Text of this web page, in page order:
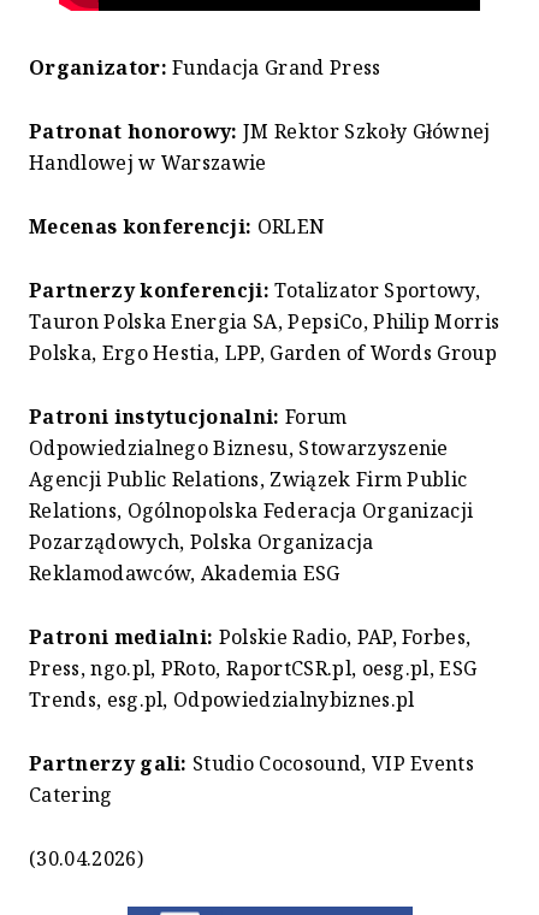
Organizator: Fundacja Grand Press
Patronat honorowy: JM Rektor Szkoły Głównej
Handlowej w Warszawie
Mecenas konferencji: ORLEN
Partnerzy konferencji: Totalizator Sportowy,
Tauron Polska Energia SA, PepsiCo, Philip Morris
Polska, Ergo Hestia, LPP, Garden of Words Group
Patroni instytucjonalni: Forum
Odpowiedzialnego Biznesu, Stowarzyszenie
Agencji Public Relations, Związek Firm Public
Relations, Ogólnopolska Federacja Organizacji
Pozarządowych, Polska Organizacja
Reklamodawców, Akademia ESG
Patroni medialni: Polskie Radio, PAP, Forbes,
Press, ngo.pl, PRoto, RaportCSR.pl, oesg.pl, ESG
Trends, esg.pl, Odpowiedzialnybiznes.pl
Partnerzy gali: Studio Cocosound, VIP Events
Catering
(30.04.2026)